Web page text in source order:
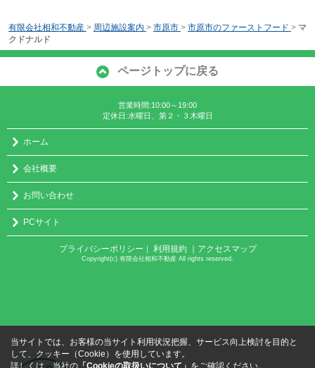
有限会社相和不動産 > 周辺施設案内 > 市原市 > 市原市のファーストフード > マ
クドナルド
ページトップに戻る
営業時間:10:00～19:00
定休日:水曜日、第２・３木曜日
ホーム
会社概要
お問い合わせ
PCサイト
プライバシーポリシー ｜ 利用規約 ｜アクセスマップ
Copyright(c) 有限会社相和不動産 All rights reserved.
当サイトでは、お客様の当サイト利用状況把握、サービス向上検討を目的と
して、クッキー（Cookie）を使用しています。
詳しくは、当社の 「Cookieの取扱いについて」 をご確認ください。